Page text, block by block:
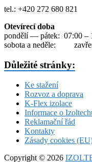
tel.: +420 272 680 821
Otevírecí doba
pondělí — pátek: 07:00 –
sobota a neděle:
Důležité stránky:
Ke stažení
Rozvoz a doprava
K-Flex izolace
Informace o
Reklamační řád
Kontakty
Zásady cookies
Copyright © 2026